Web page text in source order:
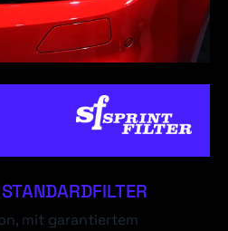
mit garantiertem